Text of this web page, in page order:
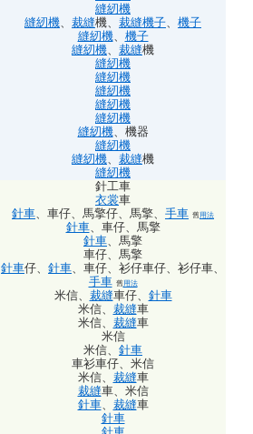
縫紉機
縫紉機、 裁縫機、 裁縫機子、 機子
縫紉機、 機子
縫紉機、 裁縫機
縫紉機
縫紉機
縫紉機
縫紉機
縫紉機
縫紉機、 機器
縫紉機
縫紉機、 裁縫機
縫紉機
針工車
衣裳車
針車、 車仔、 馬擎仔、 馬擎、 手車 舊用法
針車、 車仔、 馬擎
針車、 馬擎
車仔、 馬擎
針車仔、 針車、 車仔、 衫仔車仔、 衫仔車、
手車 舊用法
米信、 裁縫車仔、 針車
米信、 裁縫車
米信、 裁縫車
米信
米信、 針車
車衫車仔、 米信
米信、 裁縫車
裁縫車、 米信
針車、 裁縫車
針車